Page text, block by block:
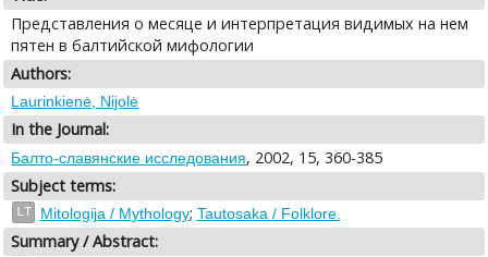
Представления о месяце и интерпретация видимых на нем
пятен в балтийской мифологии
Authors:
Laurinkienė, Nijolė
In the Journal:
Балто-славянские исследования, 2002, 15, 360-385
Subject terms:
LT Mitologija / Mythology; Tautosaka / Folklore.
Summary / Abstract: